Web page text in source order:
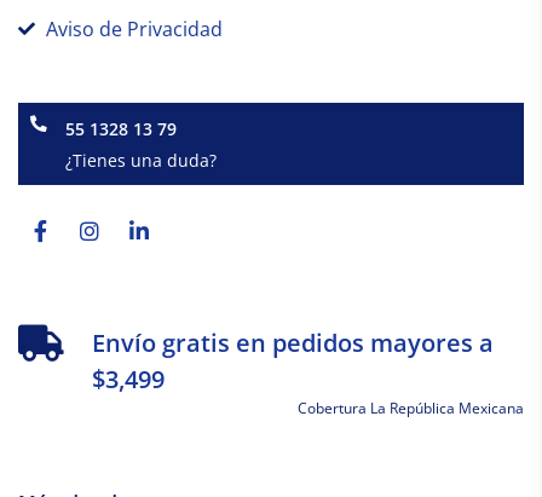
Aviso de Privacidad
55 1328 13 79
¿Tienes una duda?
f
Envío gratis en pedidos mayores a
$3,499
Cobertura La República Mexicana